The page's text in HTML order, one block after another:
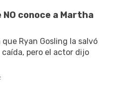
NO conoce a Martha
Ryan Gosling la salvó
pero el actor dijo